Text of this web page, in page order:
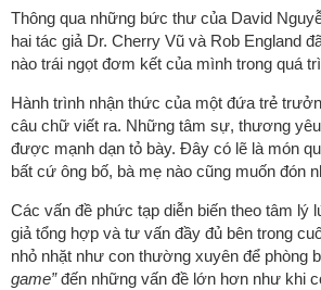
Thông qua những bức thư của David
hai tác giả Dr. Cherry Vũ và Rob England
nào trái ngọt đơm kết của mình trong quá
Hành trình nhận thức của một đứa trẻ
câu chữ viết ra. Những tâm sự, thương
được mạnh dạn tỏ bày. Đây có lẽ là món
bất cứ ông bố, bà mẹ nào cũng muốn đón
Các vấn đề phức tạp diễn biến theo tâm lý
giả tổng hợp và tư vấn đầy đủ bên trong
nhỏ nhặt như con thường xuyên để phòng
game”đến những vấn đề lớn hơn như khi